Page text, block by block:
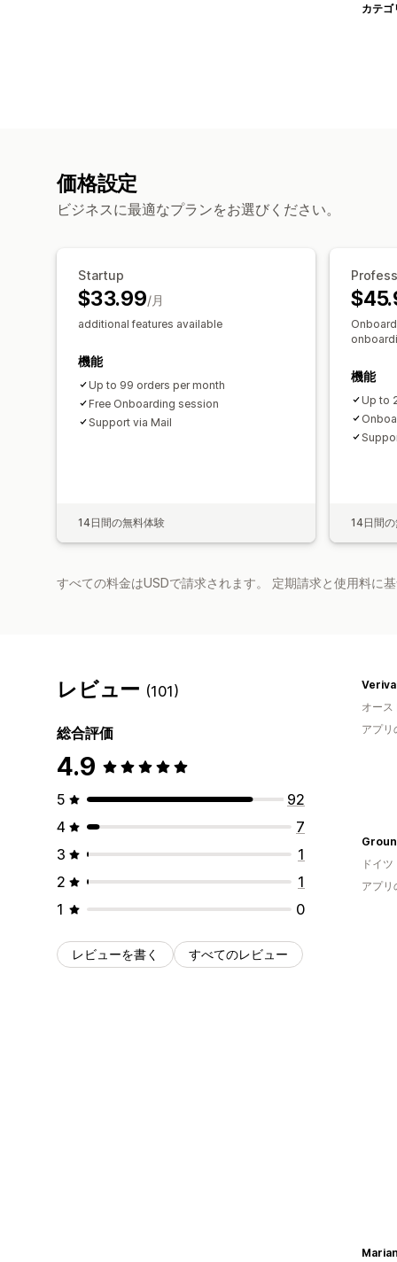
カテゴ
価格設定
ビジネスに最適なプランをお選びください。
Startup
$33.99/月
additional features available
機能
Up to 99 orders per month
Free Onboarding session
Support via Mail
14日間の無料体験
機能
Up to
14日間
すべての料金はUSDで請求されます。 定期請求と使用料に
レビュー (101)
総合評価
4.9
5
92
4
7
3
1
2
1
1
0
レビューを書く すべてのレビュー
オース
アプリ
ドイツ
アプリ